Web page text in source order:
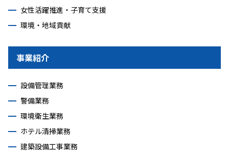
女性活躍推進・子育て支援
環境・地域貢献
事業紹介
設備管理業務
警備業務
環境衛生業務
ホテル清掃業務
建築設備工事業務